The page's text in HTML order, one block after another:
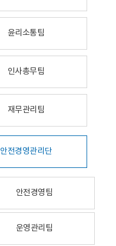
윤리소통팀
인사총무팀
재무관리팀
안전경영관리단
안전경영팀
운영관리팀